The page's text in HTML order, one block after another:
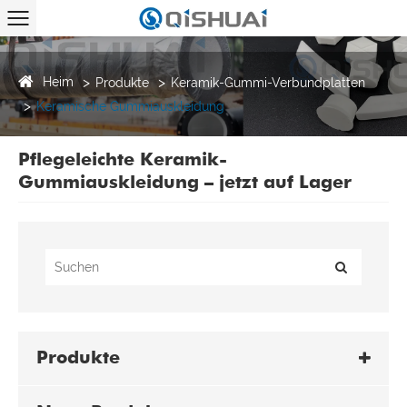
Heim Produkte
Keramik-Gummi-Verbundplatten
Keramische Gummiauskleidung
Pflegeleichte Keramik-
Gummiauskleidung – jetzt auf Lager
Produkte